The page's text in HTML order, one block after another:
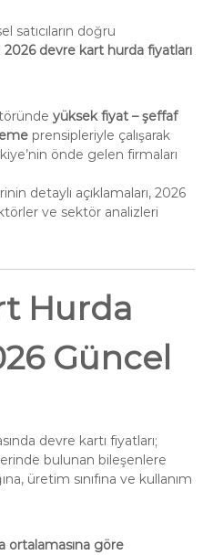
satıcıların doğru
2026 devre kart hurda fiyatları
yüksek fiyat – şeffaf
prensipleriyle çalışarak
önde gelen firmaları
detaylı açıklamaları, 2026
ve sektör analizleri
Hurda
Güncel
devre kartı fiyatları;
bulunan bileşenlere
üretim sınıfına ve kullanım
ortalamasına göre